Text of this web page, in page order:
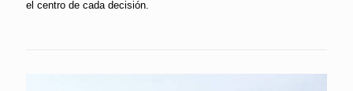
el centro de cada decisión.